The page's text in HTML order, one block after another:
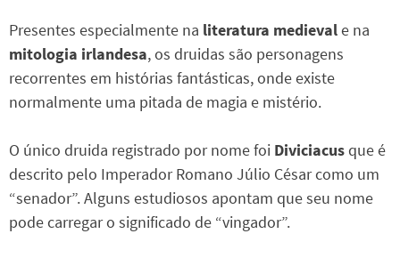
Presentes especialmente na literatura medievale na
mitologia irlandesa, os druidas são personagens
recorrentes em histórias fantásticas, onde existe
normalmente uma pitada de magia e mistério.
O único druida registrado por nome foi Diviciacusque é
descrito pelo Imperador Romano Júlio César como um
“senador”. Alguns estudiosos apontam que seu nome
pode carregar o significado de “vingador”.